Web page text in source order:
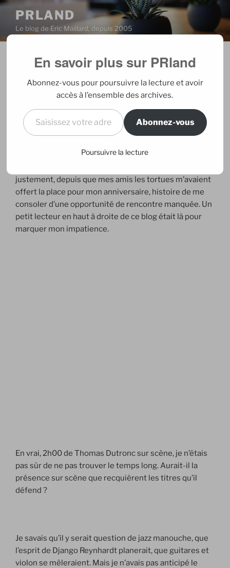
Aller
contenu
principal
PRLAND
Le blog de Eric Maillard, depuis 2005
PUBLIÉ
22/11/2008PARERIC
Thomas Dutronc à l’Olympia
de l’année. Pour autant, son CD Comme un manouche
sans guitare n’a jamais tourné en boucle dans mon iPod
un Paris qu’il prétend ne plus aimer. Le rendez-vous sur
justement, depuis que mes amis les tortues m’avaient
offert la place pour mon anniversaire, histoire de me
consoler d’une opportunité de rencontre manquée. Un
petit lecteur en haut à droite de ce blog était là pour
marquer mon impatience.
En vrai, 2h00 de Thomas Dutronc sur scène, je n’étais
pas sûr de ne pas trouver le temps long. Aurait-il la
présence sur scène que recquièrent les titres qu’il
défend ?
Je savais qu’il y serait question de jazz manouche, que
l’esprit de Django Reynhardt planerait, que guitares et
violon se mêleraient. Mais je n’avais pas anticipé le
En savoir plus sur PRland
Abonnez-vous pour poursuivre la lecture et avoir
accès à l’ensemble des archives.
Saisissez votre adresse e-mail…
Abonnez-vous
Poursuivre la lecture